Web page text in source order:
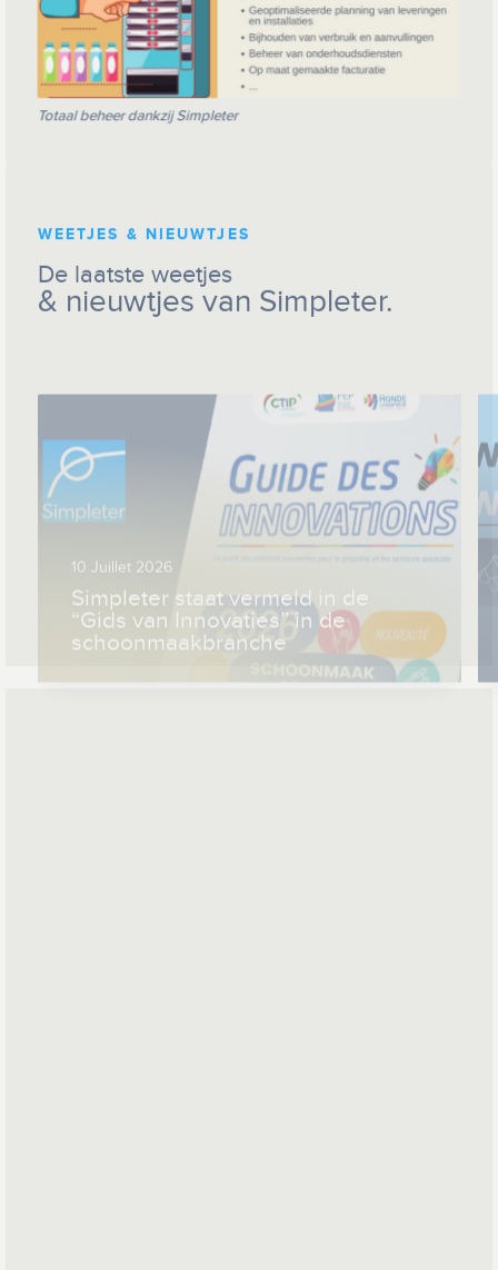
Totaal beheer dankzij Simpleter
WEETJES & NIEUWTJES
De laatste weetjes
& nieuwtjes van Simpleter.
10 Juillet 2026
Simpleter staat vermeld in de
“Gids van Innovaties” in de
schoonmaakbranche